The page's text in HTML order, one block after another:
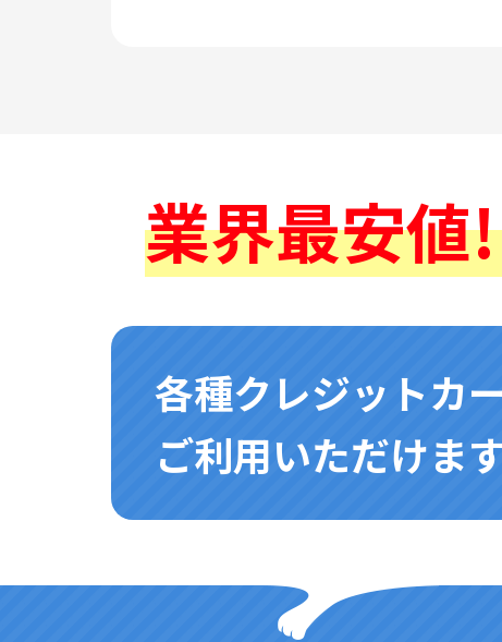
業界最安
各種クレジットカ
ご利用いただけま